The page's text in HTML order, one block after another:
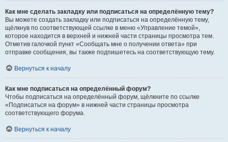
Как мне сделать закладку или подписаться на определённую тему?
Вы можете создать закладку или подписаться на определённую тему,
щёлкнув по соответствующей ссылке в меню «Управление темой»,
которое находится в верхней и нижней части страницы просмотра тем.
Отметив галочкой пункт «Сообщать мне о получении ответа» при
отправке сообщения, вы также подпишетесь на соответствующую тему.
Вернуться к началу
Как мне подписаться на определённый форум?
Чтобы подписаться на определённый форум, щёлкните по ссылке
«Подписаться на форум» в нижней части страницы просмотра
соответствующего форума.
Вернуться к началу